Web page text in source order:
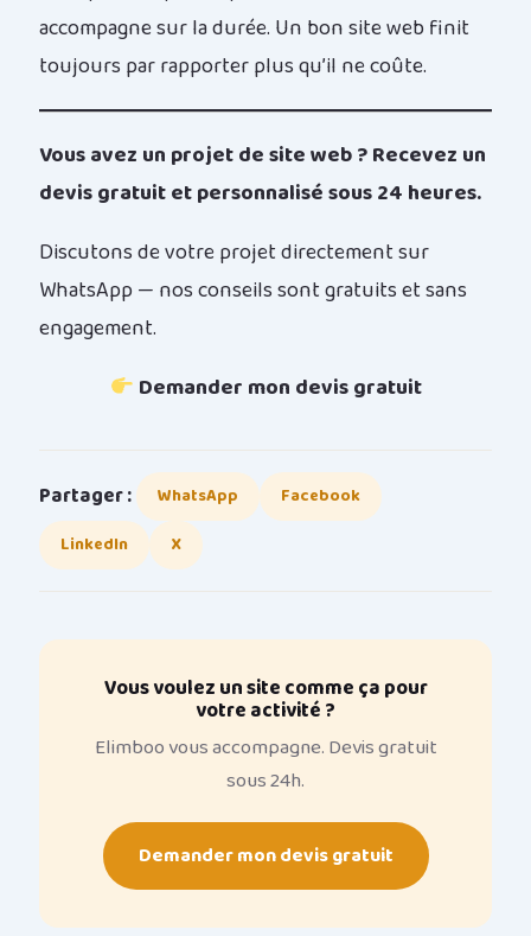
accompagne sur la durée. Un bon site web finit
toujours par rapporter plus qu’il ne coûte.
Vous avez un projet de site web ? Recevez un
devis gratuit et personnalisé sous 24 heures.
Discutons de votre projet directement sur
WhatsApp — nos conseils sont gratuits et sans
engagement.
Demander mon devis gratuit
Partager : WhatsApp
Facebook
LinkedIn
X
Vous voulez un site comme ça pour
votre activité ?
Elimboo vous accompagne. Devis gratuit
sous 24h.
Demander mon devis gratuit